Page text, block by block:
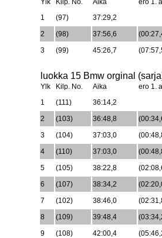
Ylk Kilp. No. Aika
ero 1.
1
(97)
37:29,2
2
(98) 37:56,6
3
(99) 45:26,7
luokka 15 Bmw orginal
Ylk Kilp. No. Aika
ero 1.
1
(111)
36:14,2
2
(103) 36:48,8
3
(104) 37:03,0
4
(110) 37:03,0
5
(105) 38:22,8
6
(107) 38:34,2
7
(102) 38:46,0
8
(109) 39:48,4
9
(108) 42:00,4